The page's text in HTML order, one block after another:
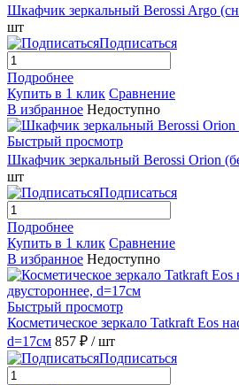
Шкафчик зеркальный Berossi Argo
шт
Подписаться
Подробнее
Купить в 1 клик Сравнение
В избранное Недоступно
Быстрый просмотр
Шкафчик зеркальный Berossi Orion
шт
Подписаться
Подробнее
Купить в 1 клик Сравнение
В избранное Недоступно
Быстрый просмотр
Косметическое зеркало Tatkraft Eos
d=17см 857 ₽ / шт
Подписаться